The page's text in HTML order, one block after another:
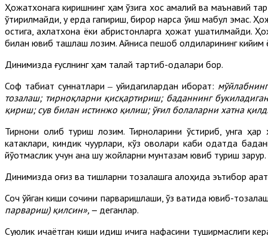
Ҳожатхонага киришнинг ҳам ўзига хос амалий ва маънавий
ўтирилмайди, у ерда гапириш, бирор нарса ўқиш мақбул эмас.
остига, ахлатхона ёки қабристонларга ҳожат ушатилмайди.
билан ювиб ташлаш лозим. Айниқса пешоб қолдиқларининг
Динимизда ғуслнинг ҳам талай тартиб-қодалари бор.
Соф табиат суннатлари ‒ қуйидагилардан иборат:
тозалаш; тирноқларни қисқартириш; баданнинг
қириш; сув билан истинжо қилиш; ўғил болаларни хатна
Тирноқни олиб туриш лозим. Тирноқларини ўстириб, унга
катаклари, киндик чуқурлари, кўз қовоқлари каби одатда
йўқотмаслик учун ана шу жойларни мунтазам ювиб туриш зарур.
Динимизда оғиз ва тишларни тозалашга алоҳида эътибор
Соч қўйган киши сочини парваришлаши, ўз вақтида ювиб-
парвариш) қилсин», ‒ деганлар.
Суюқлик ичаётган киши идиш ичига нафасини туширмаслиги